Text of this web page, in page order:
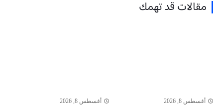
مقالات قد تهمك
أغسطس 8, 2026 أغسطس 8, 2026